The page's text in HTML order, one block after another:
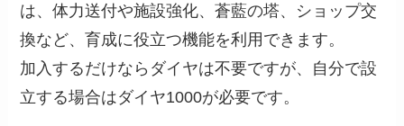
は、体力送付や施設強化、蒼藍の塔、ショップ交
換など、育成に役立つ機能を利用できます。
加入するだけならダイヤは不要ですが、自分で設
立する場合はダイヤ1000が必要です。